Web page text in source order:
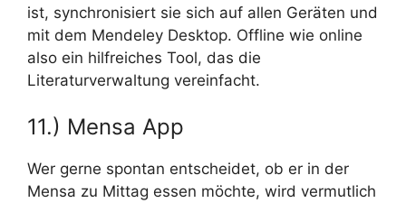
ist, synchronisiert sie sich auf allen Geräten und
mit dem Mendeley Desktop. Offline wie online
also ein hilfreiches Tool, das die
Literaturverwaltung vereinfacht.
11.) Mensa App
Wer gerne spontan entscheidet, ob er in der
Mensa zu Mittag essen möchte, wird vermutlich